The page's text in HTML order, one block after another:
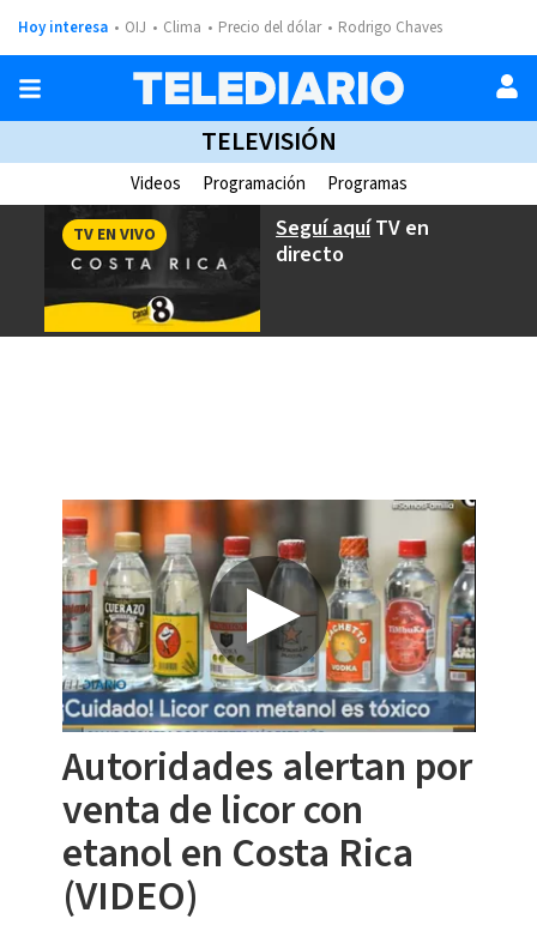
Hoy interesa OIJ Clima Precio del dólar Rodrigo Chaves
TELEVISIÓN
Videos Programación Programas
Seguí aquíTV en
directo
TV EN VIVO
Autoridades alertan por
venta de licor con
etanol en Costa Rica
(VIDEO)